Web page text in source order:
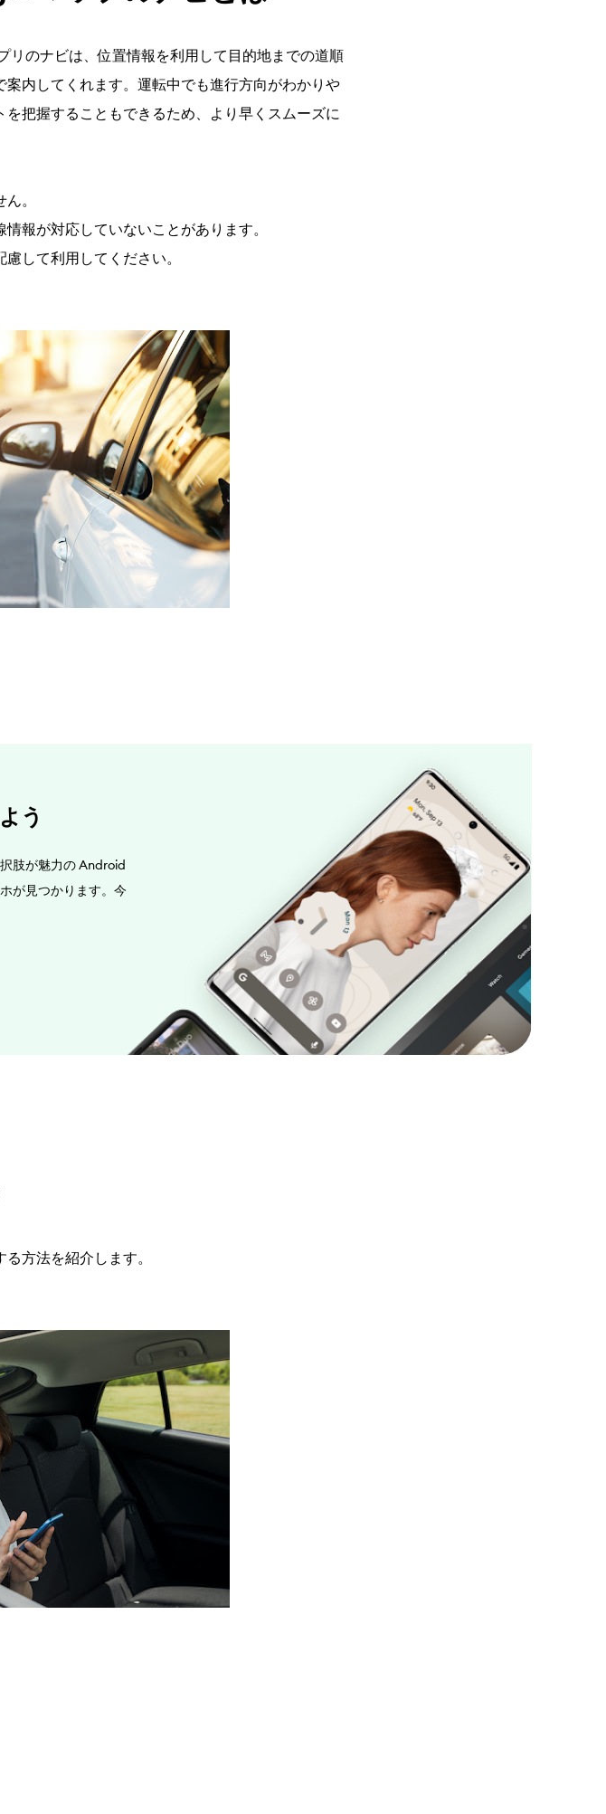
のナビは、位置情報を利用して目的地までの道順
内してくれます。運転中でも進行方向がわかりや
把握することもできるため、より早くスムーズに
。
報が対応していないことがあります。
して利用してください。
う
肢が魅力の Android
が見つかります。今
方法を紹介します。